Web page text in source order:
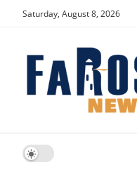
Saturday, August 8, 2026
Home